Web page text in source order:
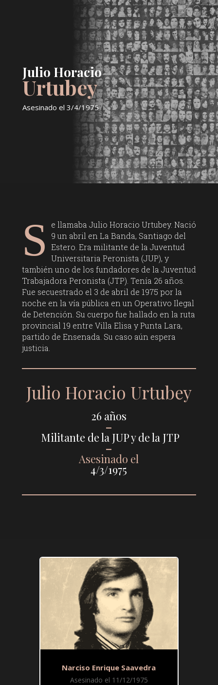
Julio Horacio
Urtubey
Asesinado el 3/4/1975
S
e llamaba Julio Horacio Urtubey. Nació
9 un abril en La Banda, Santiago del
Estero. Era militante de la Juventud
Universitaria Peronista (JUP), y
también uno de los fundadores de la Juventud
Trabajadora Peronista (JTP). Tenía 26 años.
Fue secuestrado el 3 de abril de 1975 por la
noche en la vía pública en un Operativo Ilegal
de Detención. Su cuerpo fue hallado en la ruta
provincial 19 entre Villa Elisa y Punta Lara,
partido de Ensenada. Su caso aún espera
justicia.
Julio Horacio Urtubey
26 años
–
Militante de la JUP y de la JTP
–
Asesinado el
4/3/1975
Narciso Enrique Saavedra
Asesinado el 11/12/1975